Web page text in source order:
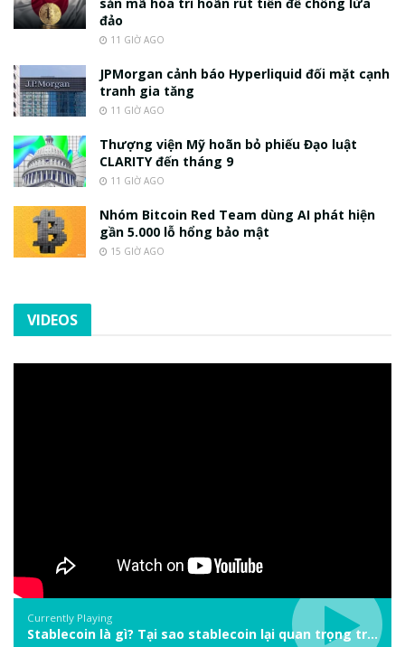
đảo
11 GIỜ AGO
JPMorgan cảnh báo Hyperliquid đối mặt cạnh
tranh gia tăng
11 GIỜ AGO
Thượng viện Mỹ hoãn bỏ phiếu Đạo luật
CLARITY đến tháng 9
11 GIỜ AGO
Nhóm Bitcoin Red Team dùng AI phát hiện
gần 5.000 lỗ hổng bảo mật
15 GIỜ AGO
VIDEOS
Currently Playing
Stablecoin là gì? Tại sao stablecoin lại quan trọng trong thị trường crypto? | Phổ cập Blockchain